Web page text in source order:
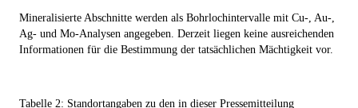
Mineralisierte Abschnitte werden als Bohrlochintervalle mit Cu-, Au-,
Ag- und Mo-Analysen angegeben. Derzeit liegen keine ausreichenden
Informationen für die Bestimmung der tatsächlichen Mächtigkeit vor.
Tabelle 2: Standortangaben zu den in dieser Pressemitteilung